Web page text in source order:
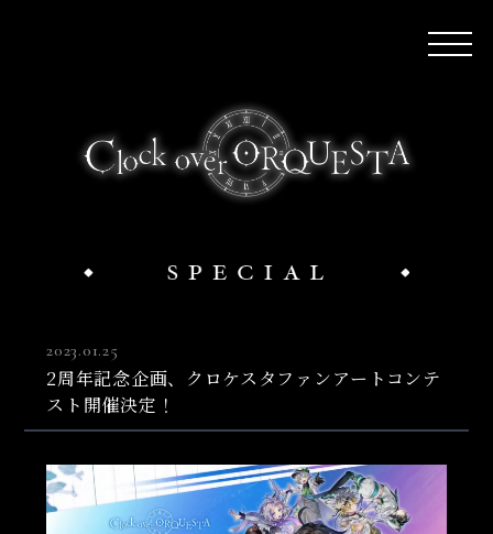
2023.01.25
2周年記念企画、クロケスタファンアートコンテ
スト開催決定！